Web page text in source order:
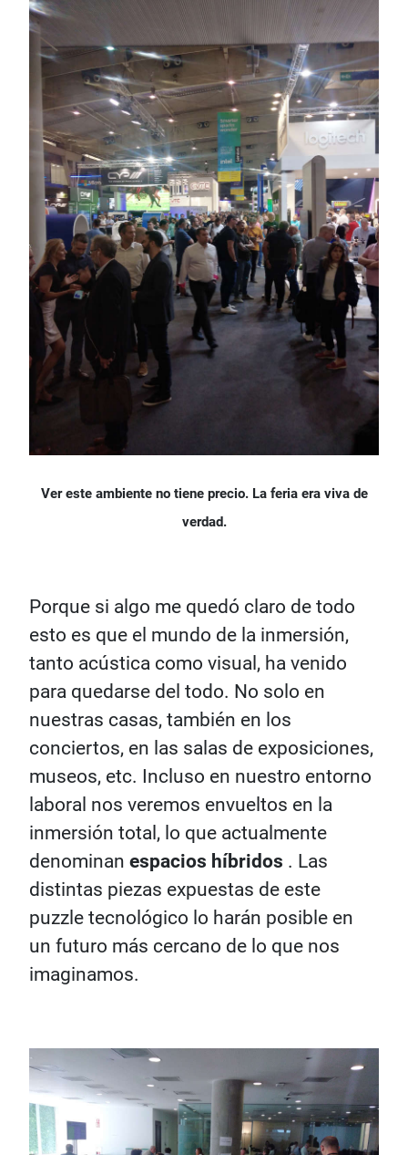
Ver este ambiente no tiene precio. La feria era viva de
verdad.
Porque si algo me quedó claro de todo
esto es que el mundo de la inmersión,
tanto acústica como visual, ha venido
para quedarse del todo. No solo en
nuestras casas, también en los
conciertos, en las salas de exposiciones,
museos, etc. Incluso en nuestro entorno
laboral nos veremos envueltos en la
inmersión total, lo que actualmente
denominan espacios híbridos . Las
distintas piezas expuestas de este
puzzle tecnológico lo harán posible en
un futuro más cercano de lo que nos
imaginamos.